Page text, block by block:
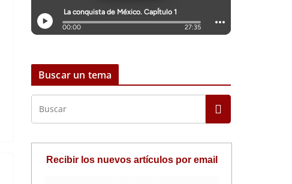
Buscar un tema
Recibir los nuevos artículos por email